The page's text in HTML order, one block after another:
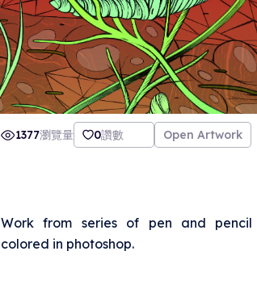
1377瀏覽量 0讚數 Open Artwork
Work from series of pen and pencil
colored in photoshop.